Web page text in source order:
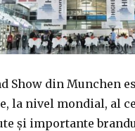
Show din Munchen
la nivel mondial, al
și importante